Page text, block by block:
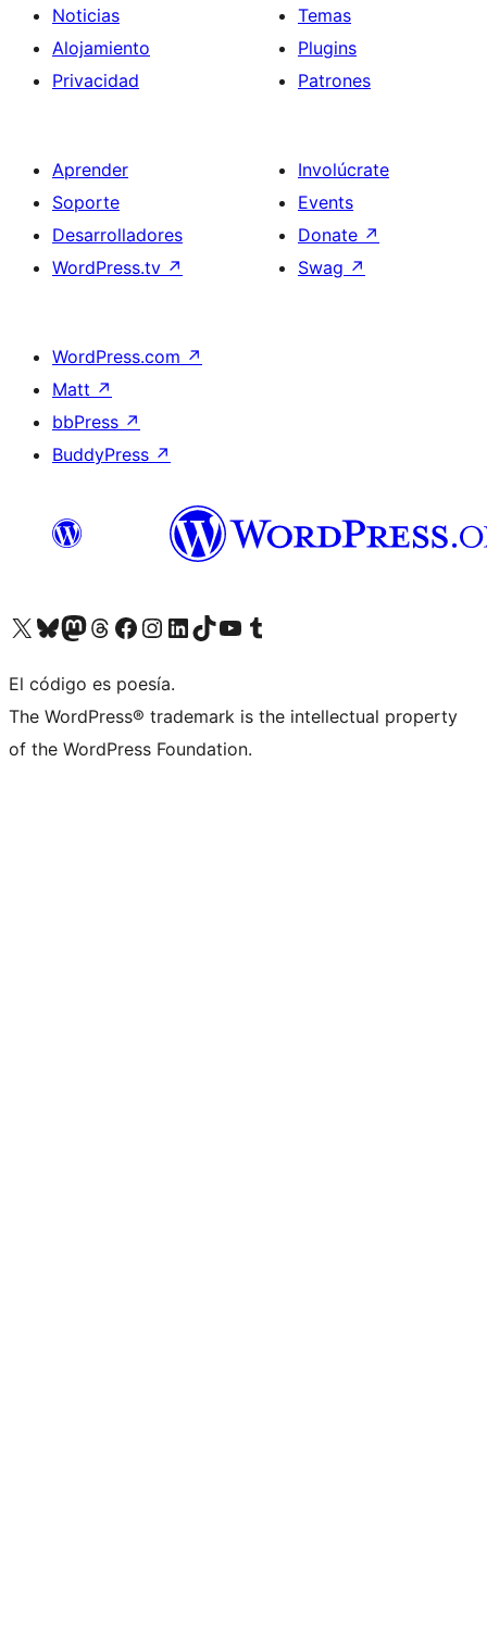
Noticias
Alojamiento
Privacidad
Temas
Plugins
Patrones
Aprender
Soporte
Desarrolladores
WordPress.tv ↗
Involúcrate
Events
Donate ↗
Swag ↗
WordPress.com ↗
Matt ↗
bbPress ↗
BuddyPress ↗
Visit our X (formerly Twitter) account
Visit our Bluesky account
Visit our Mastodon account
Visit our Threads account
Visita nuestra página de Facebook
Visita nuestra cuenta de Instagram
Visita nuestra cuenta de LinkedIn
Visit our TikTok account
Visita nuestro canal de YouTube
Visit our Tumblr account
El código es poesía.
The WordPress® trademark is the intellectual property
of the WordPress Foundation.